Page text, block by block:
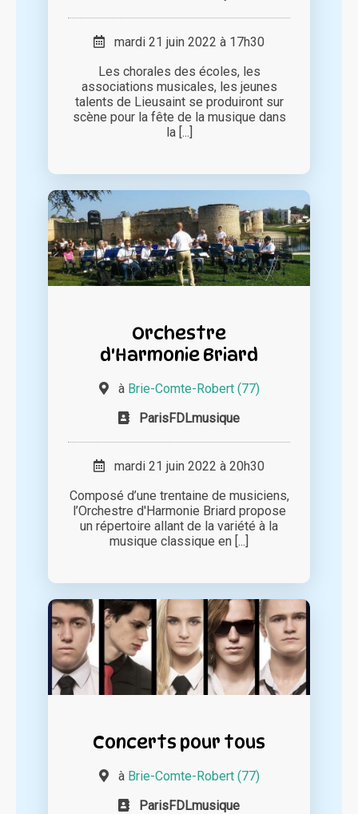
mardi 21 juin 2022 à 17h30
Les chorales des écoles, les
associations musicales, les jeunes
talents de Lieusaint se produiront sur
scène pour la fête de la musique dans
la [...]
Orchestre
d'Harmonie Briard
à Brie-Comte-Robert (77)
ParisFDLmusique
mardi 21 juin 2022 à 20h30
Composé d’une trentaine de musiciens,
l’Orchestre d'Harmonie Briard propose
un répertoire allant de la variété à la
musique classique en [...]
Concerts pour tous
à Brie-Comte-Robert (77)
ParisFDLmusique